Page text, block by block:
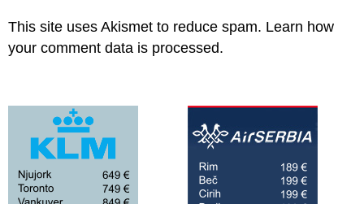
This site uses Akismet to reduce spam. Learn how
your comment data is processed.